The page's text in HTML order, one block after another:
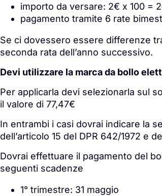
importo da versare: 2€ x 100 =
pagamento tramite 6 rate
Se ci dovessero essere differenze
seconda rata dell’anno successivo.
Devi utilizzare la marca da bollo
Per applicarla devi selezionarla sul
il valore di 77,47€
In entrambi i casi dovrai indicare la
dell’articolo 15 del DPR 642/1972 e
Dovrai effettuare il pagamento del
seguenti scadenze
1° trimestre: 31 maggio